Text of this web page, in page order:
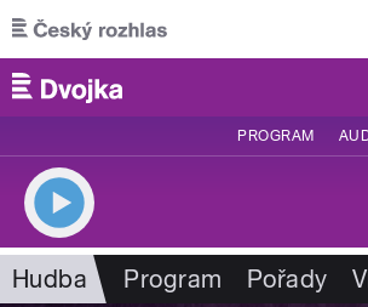
Přejít k hlavnímu obsahu
PROGRAM
Hudba Program Pořady